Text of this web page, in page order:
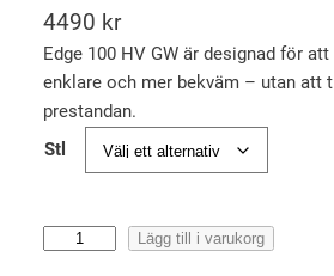
4490 kr
Edge 100 HV GW är designad för
enklare och mer bekväm – utan att
prestandan.
Stl
Lägg till i varukorg